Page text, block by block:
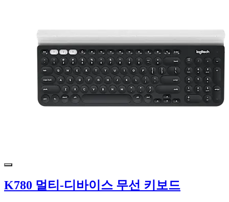
K780 멀티-디바이스 무선 키보드